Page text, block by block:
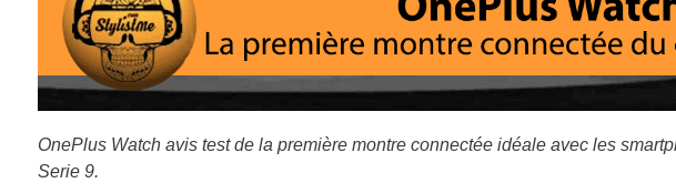
OnePlus Watch avis test de la première montre connectée idéale avec les
Serie 9.